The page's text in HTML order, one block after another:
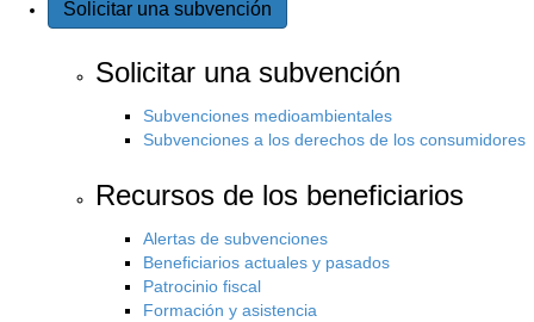
Solicitar una subvención
Solicitar una subvención
Subvenciones medioambientales
Subvenciones a los derechos de los consumidores
Recursos de los beneficiarios
Alertas de subvenciones
Beneficiarios actuales y pasados
Patrocinio fiscal
Formación y asistencia